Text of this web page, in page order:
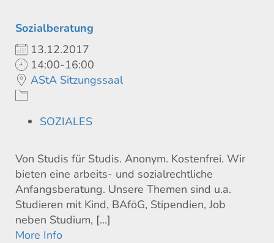
Sozialberatung
13.12.2017
14:00-16:00
AStA Sitzungssaal
SOZIALES
Von Studis für Studis. Anonym. Kostenfrei. Wir
bieten eine arbeits- und sozialrechtliche
Anfangsberatung. Unsere Themen sind u.a.
Studieren mit Kind, BAföG, Stipendien, Job
neben Studium, [...]
More Info